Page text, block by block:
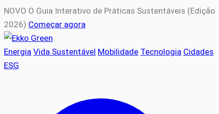
NOVO O Guia Interativo de Práticas Sustentáveis (Edição
2026) Começar agora
Energia Vida Sustentável Mobilidade Tecnologia Cidades
ESG